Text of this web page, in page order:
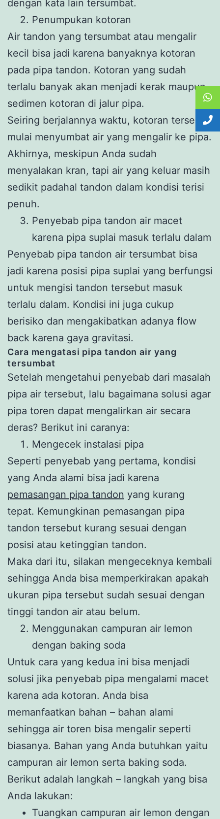
dengan kata lain tersumbat.
Penumpukan kotoran
Air tandon yang tersumbat atau mengalir
kecil bisa jadi karena banyaknya kotoran
pada pipa tandon. Kotoran yang sudah
terlalu banyak akan menjadi kerak maupun
sedimen kotoran di jalur pipa.
Seiring berjalannya waktu, kotoran tersebut
mulai menyumbat air yang mengalir ke pipa.
Akhirnya, meskipun Anda sudah
menyalakan kran, tapi air yang keluar masih
sedikit padahal tandon dalam kondisi terisi
penuh.
Penyebab pipa tandon air macet
karena pipa suplai masuk terlalu dalam
Penyebab pipa tandon air tersumbat bisa
jadi karena posisi pipa suplai yang berfungsi
untuk mengisi tandon tersebut masuk
terlalu dalam. Kondisi ini juga cukup
berisiko dan mengakibatkan adanya flow
back karena gaya gravitasi.
Cara mengatasi pipa tandon air yang
tersumbat
Setelah mengetahui penyebab dari masalah
pipa air tersebut, lalu bagaimana solusi agar
pipa toren dapat mengalirkan air secara
deras? Berikut ini caranya:
Mengecek instalasi pipa
Seperti penyebab yang pertama, kondisi
yang Anda alami bisa jadi karena
pemasangan pipa tandon yang kurang
tepat. Kemungkinan pemasangan pipa
tandon tersebut kurang sesuai dengan
posisi atau ketinggian tandon.
Maka dari itu, silakan mengeceknya kembali
sehingga Anda bisa memperkirakan apakah
ukuran pipa tersebut sudah sesuai dengan
tinggi tandon air atau belum.
Menggunakan campuran air lemon
dengan baking soda
Untuk cara yang kedua ini bisa menjadi
solusi jika penyebab pipa mengalami macet
karena ada kotoran. Anda bisa
memanfaatkan bahan – bahan alami
sehingga air toren bisa mengalir seperti
biasanya. Bahan yang Anda butuhkan yaitu
campuran air lemon serta baking soda.
Berikut adalah langkah – langkah yang bisa
Anda lakukan:
Tuangkan campuran air lemon dengan